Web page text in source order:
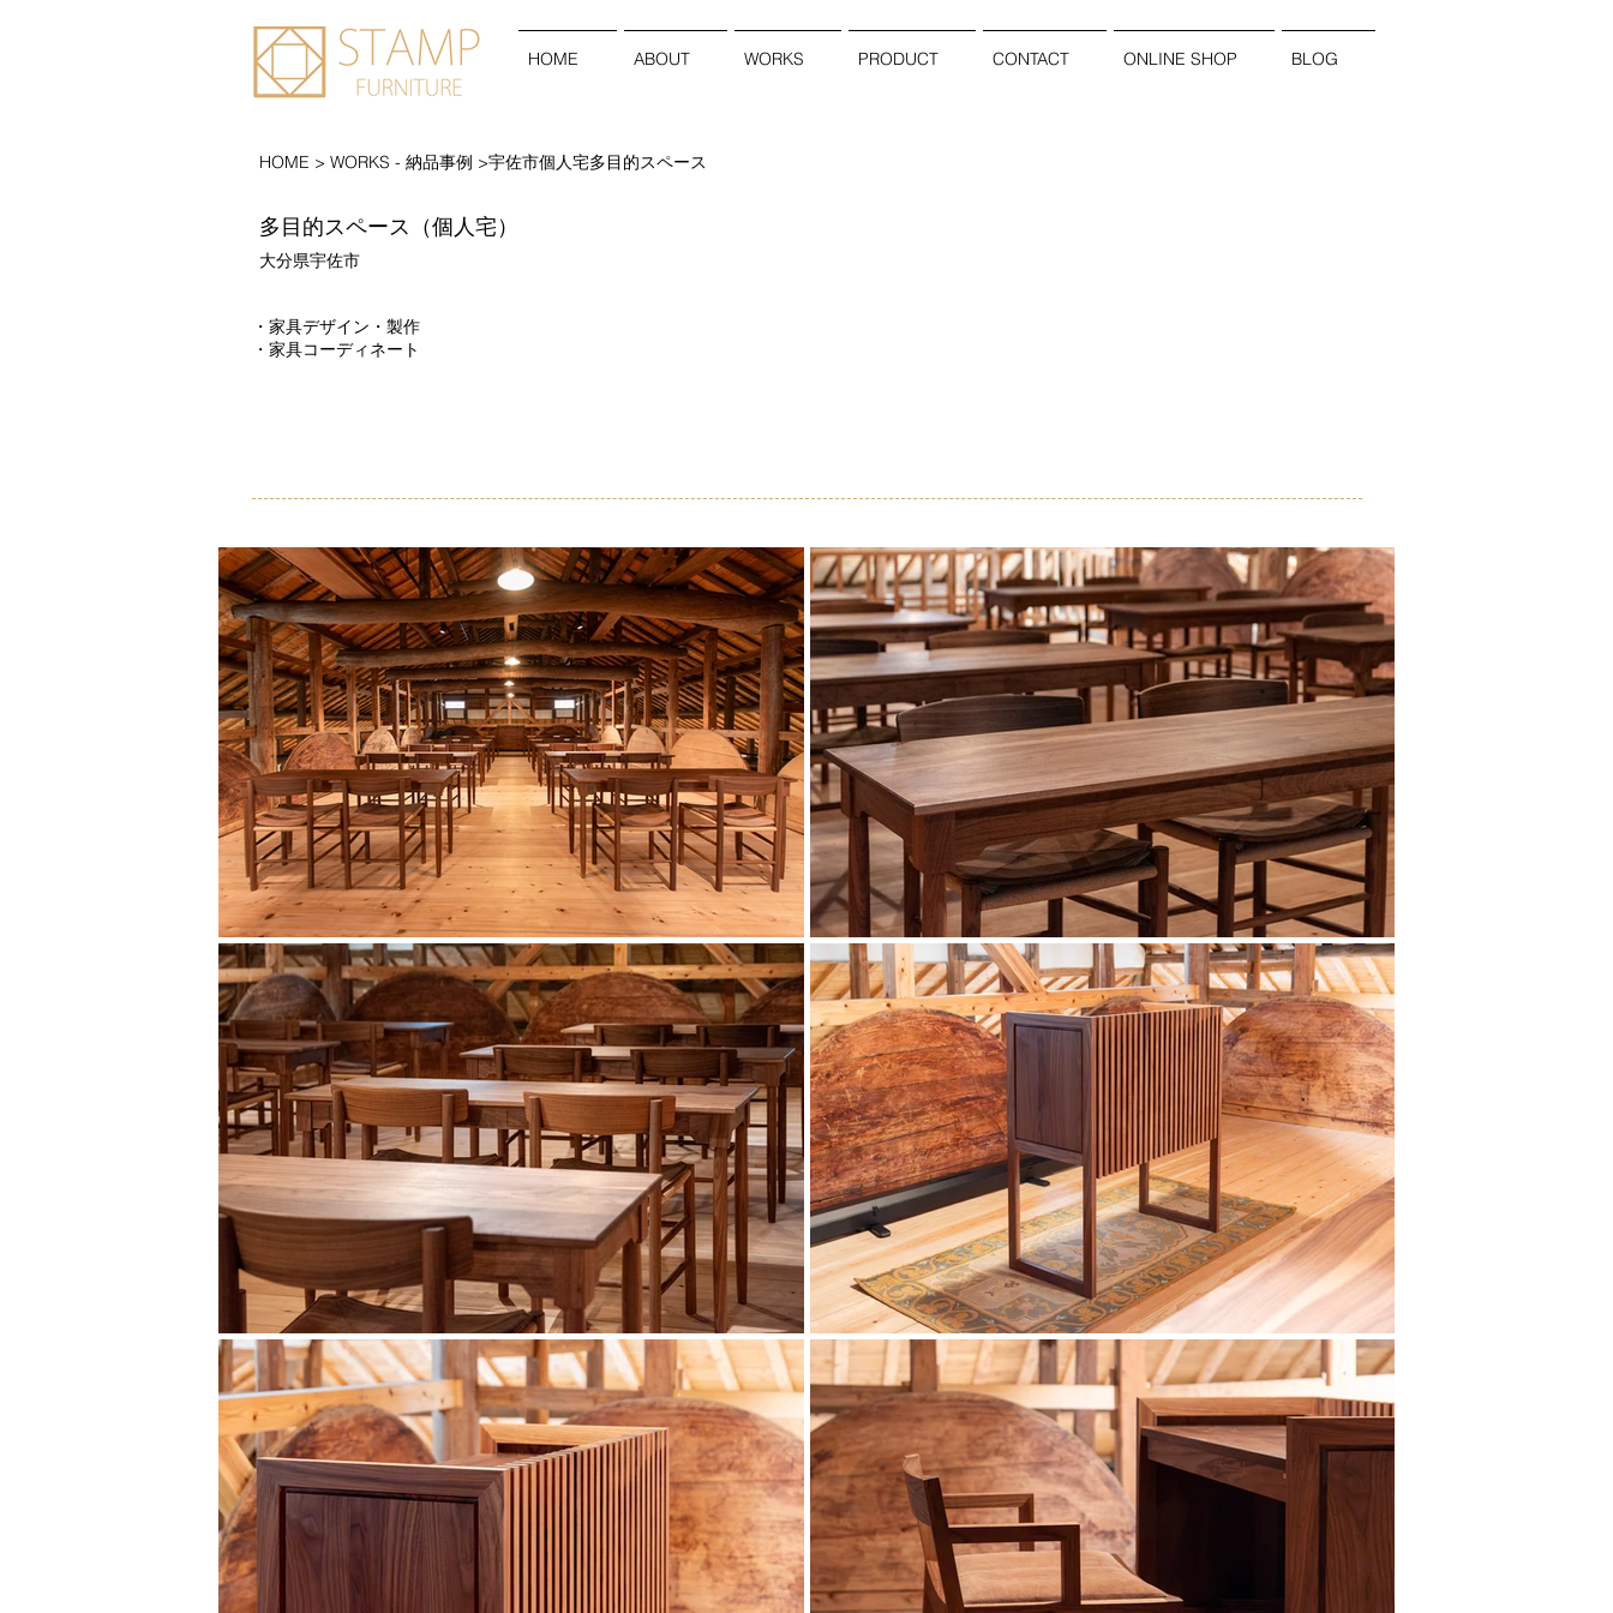
HOME ABOUT WORKS PRODUCT CONTACT ONLINE SHOP BLOG
HOME > WORKS - 納品事例 >宇佐市個人宅多目的スペース
​多目的スペース（個人宅）
大分県宇佐市
・家具デザイン・製作
・​家具コーディネート